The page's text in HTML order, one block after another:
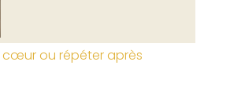
ou répéter après